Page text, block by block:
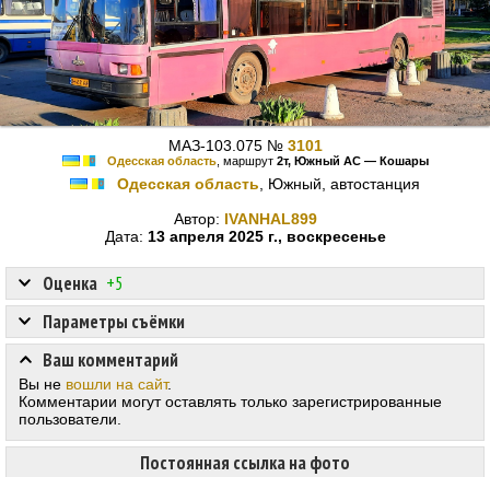
МАЗ-103.075 № 3101
Одесская область, маршрут 2т, Южный АС — Кошары
Одесская область , Южный, автостанция
Автор: IVANHAL899
Дата: 13 апреля 2025 г., воскресенье
Оценка +5
Постоянная ссылка на фото
Параметры съёмки
Ваш комментарий
Вы не вошли на сайт.
Комментарии могут оставлять только зарегистрированные
пользователи.